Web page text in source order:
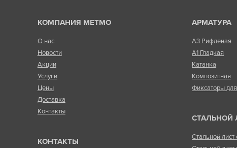
КОМПАНИЯ МЕТМО
О нас
Новости
Акции
Услуги
Цены
Доставка
Контакты
КОНТАКТЫ
АРМАТУРА
А3 Рифленая
А1 Гладкая
Катанка
Композитная
Фиксаторы
СТАЛЬНОЙ
Стальной